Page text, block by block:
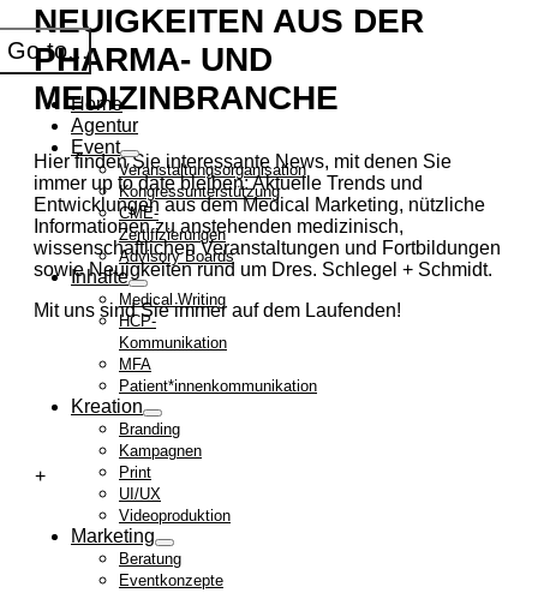
Go to...
Home
Agentur
Event
Veranstaltungsorganisation
Kongressunterstützung
CME-
Zertifizierungen
Advisory Boards
Inhalte
Medical Writing
HCP-
Kommunikation
MFA
Patient*innenkommunikation
Kreation
Branding
Kampagnen
Print
UI/UX
Videoproduktion
Marketing
Beratung
Eventkonzepte
NEUIGKEITEN AUS DER
PHARMA- UND
MEDIZINBRANCHE
Hier finden Sie interessante News, mit denen Sie
immer up to date bleiben: Aktuelle Trends und
Entwicklungen aus dem Medical Marketing, nützliche
Informationen zu anstehenden medizinisch,
wissenschaftlichen Veranstaltungen und Fortbildungen
sowie Neuigkeiten rund um Dres. Schlegel + Schmidt.
Mit uns sind Sie immer auf dem Laufenden!